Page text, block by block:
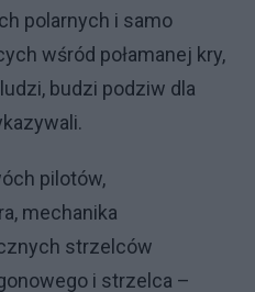
polarnych i samo
wśród połamanej kry,
budzi podziw dla
pilotów,
mechanika
strzelców
i strzelca –